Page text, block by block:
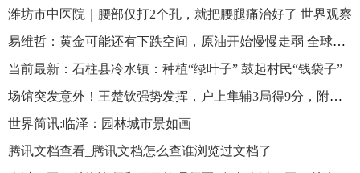
潍坊市中医院｜腰部仅打2个孔，就把腰腿痛治好了 世界观察
易维哲：黄金可能还有下跌空间，原油开始慢慢走弱 全球今日报
当前最新：石柱县冷水镇：种植“绿叶子” 鼓起村民“钱袋子”
场馆突发意外！王楚钦强势发挥，户上隼辅3局得9分，附国乒赛程及赛果
世界简讯:临泽：园林城市景如画
腾讯文档查看_腾讯文档怎么查谁浏览过文档了